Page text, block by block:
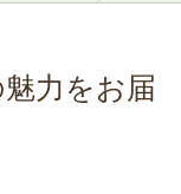
力をお届